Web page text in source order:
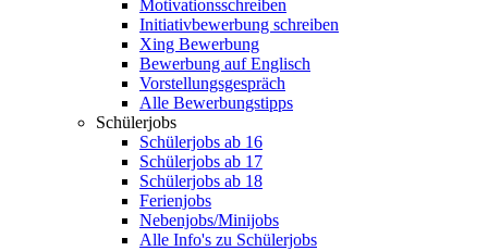
Motivationsschreiben
Initiativbewerbung schreiben
Xing Bewerbung
Bewerbung auf Englisch
Vorstellungsgespräch
Alle Bewerbungstipps
Schülerjobs
Schülerjobs ab 16
Schülerjobs ab 17
Schülerjobs ab 18
Ferienjobs
Nebenjobs/Minijobs
Alle Info's zu Schülerjobs